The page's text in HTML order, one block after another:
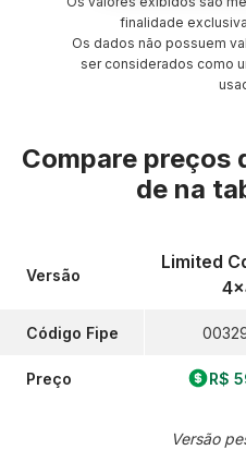
finalidade
Os dados não possuem
ser considerados como
Compare preços
de na
Versão
Código Fipe
Preço
Limited
R$
Versão